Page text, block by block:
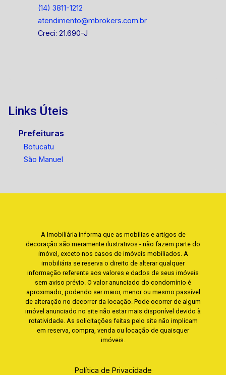
(14) 3811-1212
atendimento@mbrokers.com.br
Creci: 21.690-J
Links Úteis
Prefeituras
Botucatu
São Manuel
A Imobiliária informa que as mobílias e artigos de
decoração são meramente ilustrativos - não fazem parte do
imóvel, exceto nos casos de imóveis mobiliados. A
imobiliária se reserva o direito de alterar qualquer
informação referente aos valores e dados de seus imóveis
sem aviso prévio. O valor anunciado do condomínio é
aproximado, podendo ser maior, menor ou mesmo passível
de alteração no decorrer da locação. Pode ocorrer de algum
imóvel anunciado no site não estar mais disponível devido à
rotatividade. As solicitações feitas pelo site não implicam
em reserva, compra, venda ou locação de quaisquer
imóveis.
Política de Privacidade